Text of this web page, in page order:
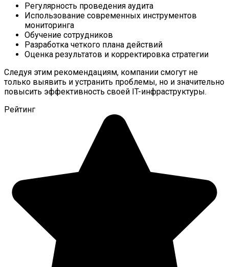
Регулярность проведения аудита
Использование современных инструментов
мониторинга
Обучение сотрудников
Разработка четкого плана действий
Оценка результатов и корректировка стратегии
Следуя этим рекомендациям, компании смогут не
только выявить и устранить проблемы, но и значительно
повысить эффективность своей IT-инфраструктуры.
Рейтинг